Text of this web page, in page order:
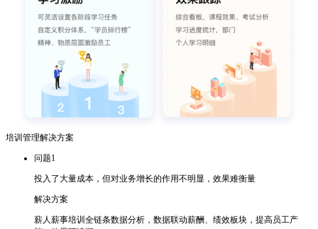
培训管理解决方案
问题1
投入了大量成本，但对业务增长的作用不明显，效果难衡量
解决方案
薪人薪事培训全链条数据分析，数据联动薪酬、绩效板块，提高员工产